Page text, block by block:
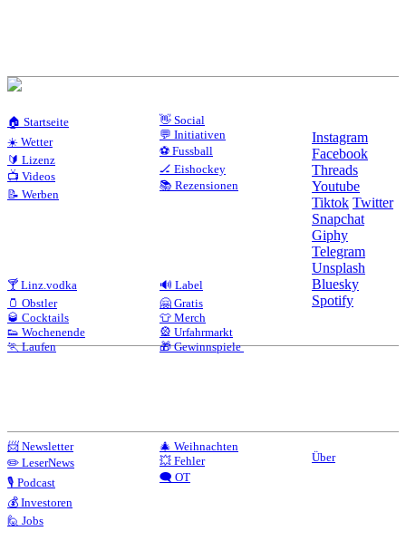
🏠 Startseite
☀️ Wetter
🔰 Lizenz
📺 Videos
📝 Werben
👋 Social
💬 Initiativen
⚽ Fussball
🏒 Eishockey
📚 Rezensionen
🍸 Linz.vodka
🫙 Obstler
🥃 Cocktails
👟 Wochenende
🏃 Laufen
🔊 Label
🤗 Gratis
👕 Merch
🎡 Urfahrmarkt
🎁 Gewinnspiele
📨 Newsletter
✏️ LeserNews
🎙️ Podcast
💰 Investoren
🙋 Jobs
🎄 Weihnachten
💥 Fehler
🗨️ OT
Instagram
Facebook
Threads
Youtube
Tiktok Twitter
Snapchat
Giphy
Telegram
Unsplash
Bluesky
Spotify
Über